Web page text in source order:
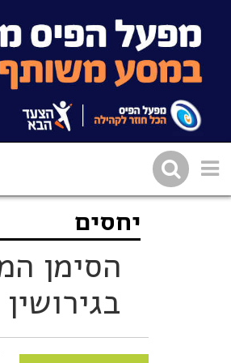
שתפו בפייסבוק
יחסים
הסימן
בגירושין